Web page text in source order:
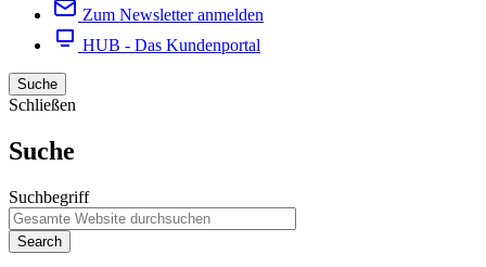
Zum Newsletter anmelden
HUB - Das Kundenportal
Suche
Schließen
Suche
Suchbegriff